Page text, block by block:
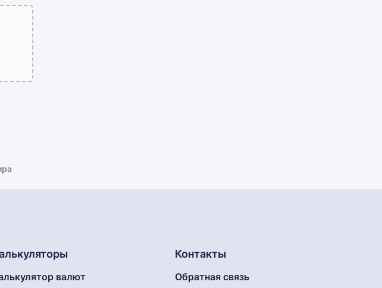
валют
Контакты
Обратная связь